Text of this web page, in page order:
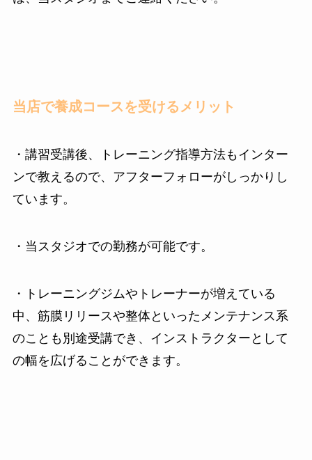
当店で養成コースを受けるメリット
・講習受講後、トレーニング指導方法もインター
ンで教えるので、アフターフォローがしっかりし
ています。
・当スタジオでの勤務が可能です。
・トレーニングジムやトレーナーが増えている
中、筋膜リリースや整体といったメンテナンス系
のことも別途受講でき、インストラクターとして
の幅を広げることができます。